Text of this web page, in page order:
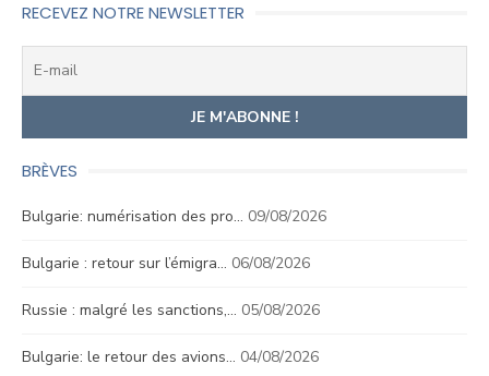
RECEVEZ NOTRE NEWSLETTER
BRÈVES
Bulgarie: numérisation des pro… 09/08/2026
Bulgarie : retour sur l’émigra… 06/08/2026
Russie : malgré les sanctions,… 05/08/2026
Bulgarie: le retour des avions… 04/08/2026